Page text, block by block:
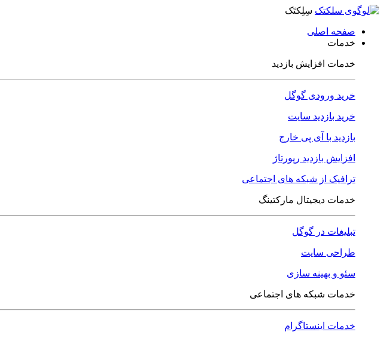
سِلِکتَک
صفحه اصلی
خدمات
خدمات افزایش بازدید
خرید ورودی گوگل
خرید بازدید سایت
بازدید با آی پی خارج
افزایش بازدید رپورتاژ
ترافیک از شبکه های اجتماعی
خدمات دیجیتال مارکتینگ
تبلیغات در گوگل
طراحی سایت
سئو و بهینه سازی
خدمات شبکه های اجتماعی
خدمات اینستاگرام